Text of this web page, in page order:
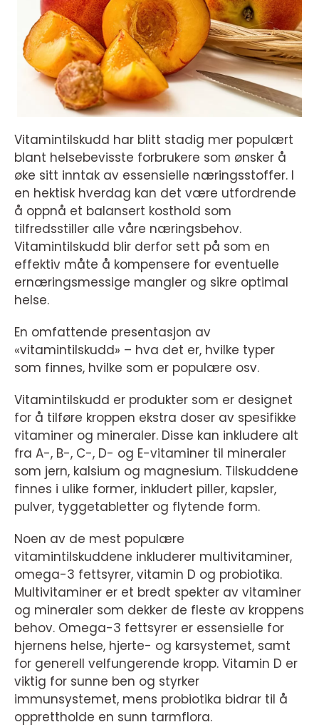
Vitamintilskudd har blitt stadig mer populært
blant helsebevisste forbrukere som ønsker å
øke sitt inntak av essensielle næringsstoffer. I
en hektisk hverdag kan det være utfordrende
å oppnå et balansert kosthold som
tilfredsstiller alle våre næringsbehov.
Vitamintilskudd blir derfor sett på som en
effektiv måte å kompensere for eventuelle
ernæringsmessige mangler og sikre optimal
helse.
En omfattende presentasjon av
«vitamintilskudd» – hva det er, hvilke typer
som finnes, hvilke som er populære osv.
Vitamintilskudd er produkter som er designet
for å tilføre kroppen ekstra doser av spesifikke
vitaminer og mineraler. Disse kan inkludere alt
fra A-, B-, C-, D- og E-vitaminer til mineraler
som jern, kalsium og magnesium. Tilskuddene
finnes i ulike former, inkludert piller, kapsler,
pulver, tyggetabletter og flytende form.
Noen av de mest populære
vitamintilskuddene inkluderer multivitaminer,
omega-3 fettsyrer, vitamin D og probiotika.
Multivitaminer er et bredt spekter av vitaminer
og mineraler som dekker de fleste av kroppens
behov. Omega-3 fettsyrer er essensielle for
hjernens helse, hjerte- og karsystemet, samt
for generell velfungerende kropp. Vitamin D er
viktig for sunne ben og styrker
immunsystemet, mens probiotika bidrar til å
opprettholde en sunn tarmflora.